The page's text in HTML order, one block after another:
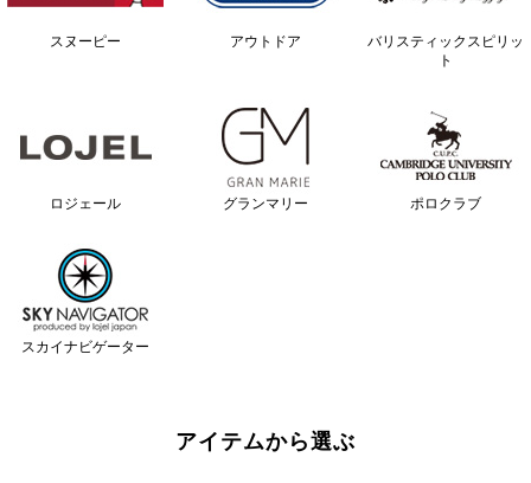
スヌーピー アウトドア
バリスティックスピリッ
ト
ロジェール グランマリー ポロクラブ
スカイナビゲーター
アイテムから選ぶ